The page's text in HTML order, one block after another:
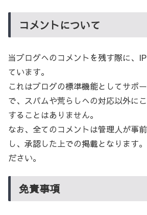
コメントについて
当ブログへのコメントを残す際に、
ています。
これはブログの標準機能としてサポ
で、スパムや荒らしへの対応以外に
することはありません。
なお、全てのコメントは管理人が事
し、承認した上での掲載となります
ださい。
免責事項